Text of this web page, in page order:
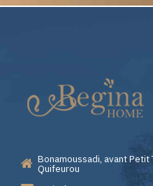
Casino
—
Choisir
Lizaro
Bonamoussadi, avant
Quifeurou